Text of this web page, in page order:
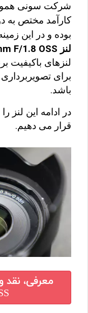
بوده و در این
لنز F/1.8 OSS
باشد.
قرار می دهیم.
معرفی،